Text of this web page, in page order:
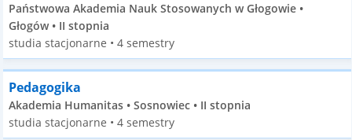
Państwowa Akademia Nauk Stosowanych w Głogowie •
Głogów • II stopnia
studia stacjonarne • 4 semestry
Pedagogika
Akademia Humanitas • Sosnowiec • II stopnia
studia stacjonarne • 4 semestry